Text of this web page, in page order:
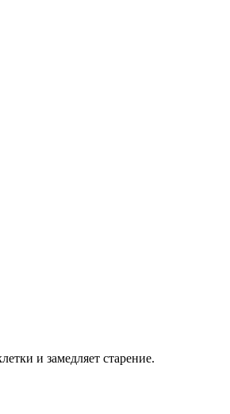
и замедляет старение.